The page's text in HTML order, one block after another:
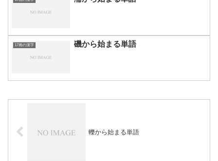
17画の漢字 磯から始まる単語
轢から始まる単語